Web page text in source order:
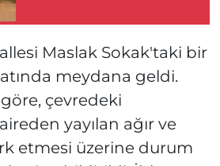
Maslak Sokak'taki bir
meydana geldi.
çevredeki
yayılan ağır ve
etmesi üzerine durum